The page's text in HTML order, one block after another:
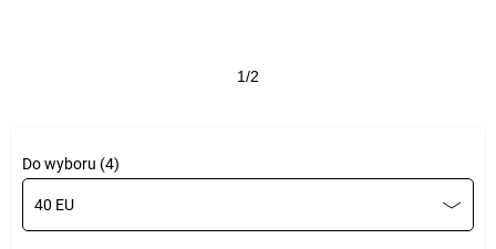
1/2
Do wyboru (4)
40 EU